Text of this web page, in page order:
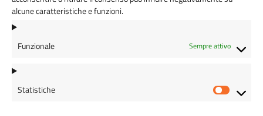
alcune caratteristiche e funzioni.
Funzionale Sempre attivo
Statistiche
Cod. Univoco
UFAWXD